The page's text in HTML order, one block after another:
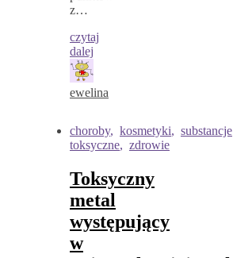
z…
czytaj
dalej
ewelina
choroby, kosmetyki, substancje
toksyczne, zdrowie
Toksyczny
metal
występujący
w